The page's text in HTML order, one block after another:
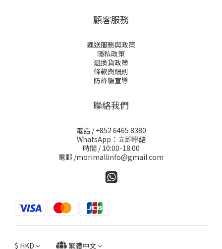
顧客服務
運送服務與政策
隱私政策
退換貨政策
條款與細則
防詐騙宣導
聯絡我們
電話 / +852 6465 8380
WhatsApp：立即聯絡
時間 / 10:00-18:00
電郵 /morimallinfo@gmail.com
$ HKD 繁體中文